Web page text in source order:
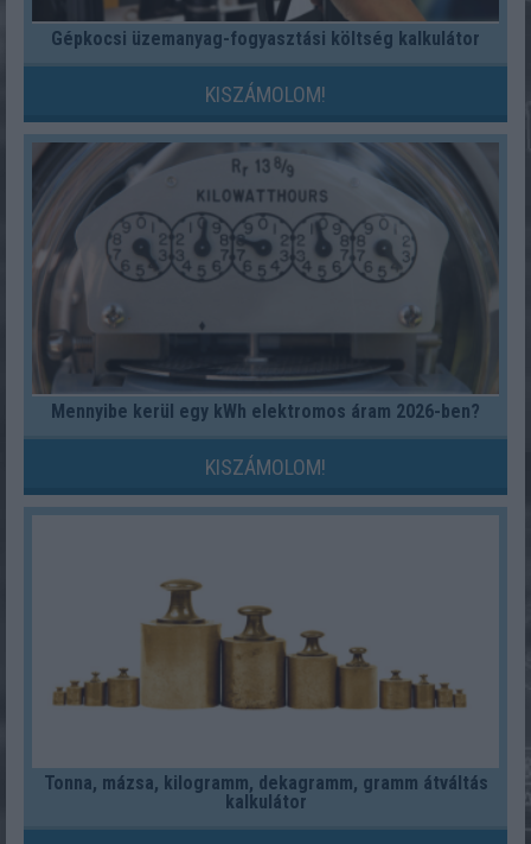
Gépkocsi üzemanyag-fogyasztási költség kalkulátor
KISZÁMOLOM!
Mennyibe kerül egy kWh elektromos áram 2026-ben?
KISZÁMOLOM!
Tonna, mázsa, kilogramm, dekagramm, gramm átváltás
kalkulátor